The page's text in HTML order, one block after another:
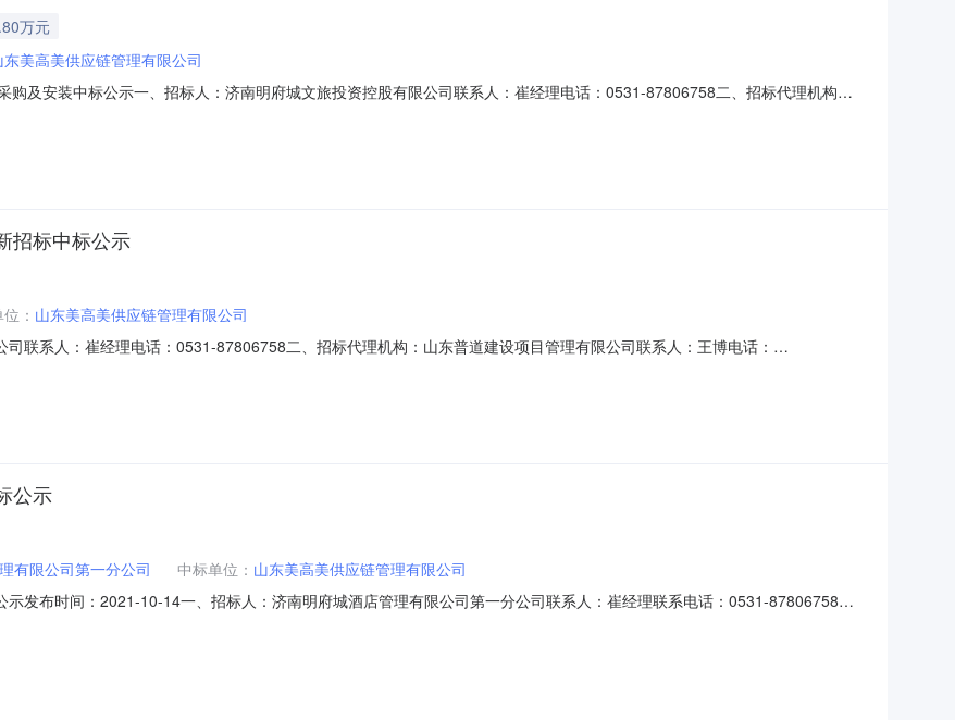
万元
东美高美供应链管理有限公司
购及安装中标公示一、招标人：济南明府城文旅投资控股有限公司联系人：崔经理电话：0531-87806758二、招标代理机构：
年12月26日六、评审结果：中标单位：山东美高美供应链管理有限公司中标金额：5797950.00元七
招标中标公示
： 山东美高美供应链管理有限公司
联系人：崔经理电话：0531-87806758二、招标代理机构：山东普道建设项目管理有限公司联系人：王博电话：
元七、发布媒介：本中标公示在中国招标投标公共服务平台（www.cebpubservice.com）、济南历下控股集团有限公司
公示
有限公司第一分公司 中标单位： 山东美高美供应链管理有限公司
发布时间：2021-10-14一、招标人：济南明府城酒店管理有限公司第一分公司联系人：崔经理联系电话：0531-87806758
日五、公示日期：2021年10月14日六、评标结果：中标单位：山东美高美供应链管理有限公司中标金额：34845